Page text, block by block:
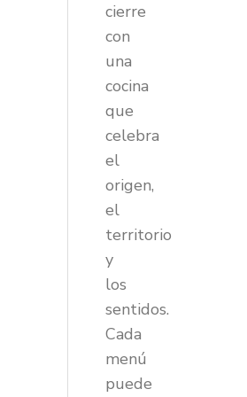
cierre
con
una
cocina
que
celebra
el
origen,
el
territorio
y
los
sentidos.
Cada
menú
puede